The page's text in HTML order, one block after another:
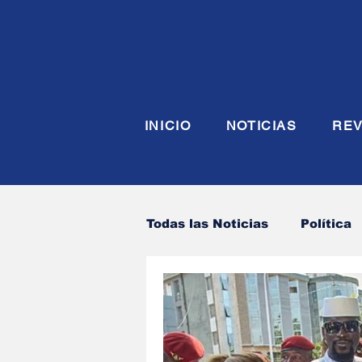
INICIO NOTICIAS
Todas las Noticias Política
Economia Seguridad y
Justicia INTERIOR